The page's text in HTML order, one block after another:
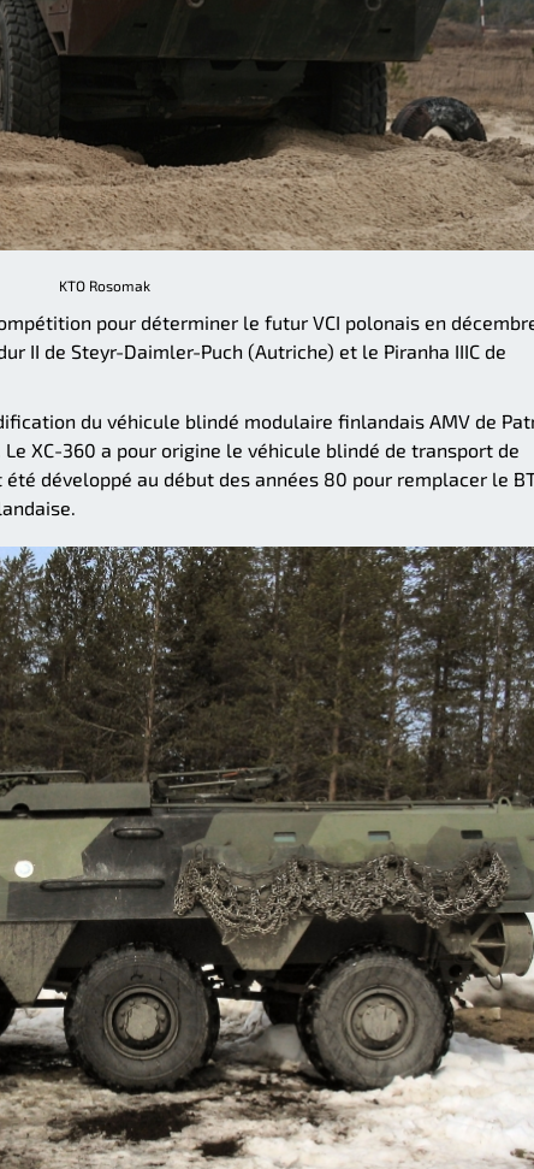
KTO Rosomak
pour déterminer le futur VCI polonais en
II de Steyr-Daimler-Puch (Autriche) et le Piranha IIIC de
du véhicule blindé modulaire finlandais AMV de
XC-360 a pour origine le véhicule blindé de transport de
été développé au début des années 80 pour remplacer le